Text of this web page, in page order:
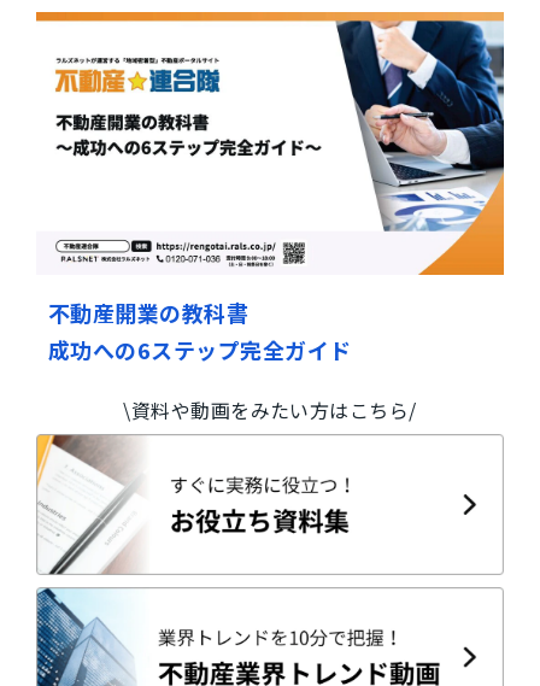
不動産開業の教科書
成功への6ステップ完全ガイド
\資料や動画をみたい方はこちら/